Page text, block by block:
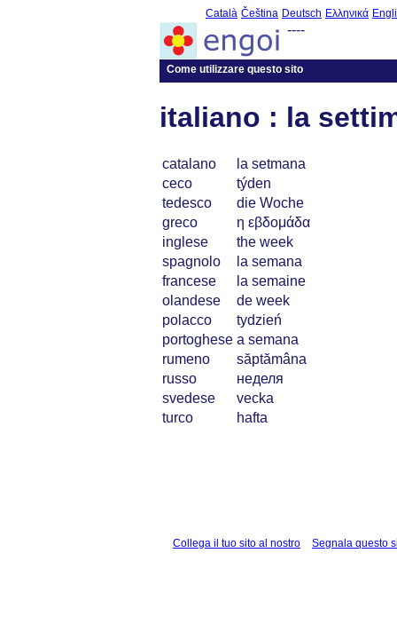
Català Čeština Deutsch Ελληνικά
----
Come utilizzare questo sito
italiano : la
catalano
la setmana
ceco
týden
tedesco
die Woche
greco
η εβδομάδα
inglese
the week
spagnolo
la semana
francese
la semaine
olandese
de week
polacco
tydzień
portoghese a semana
rumeno
săptămâna
russo
неделя
svedese
vecka
turco
hafta
Collega il tuo sito al nostro Segnala questo